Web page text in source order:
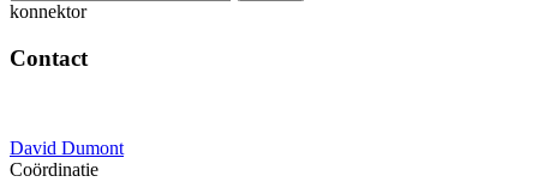
konnektor
Contact
David Dumont
Coördinatie